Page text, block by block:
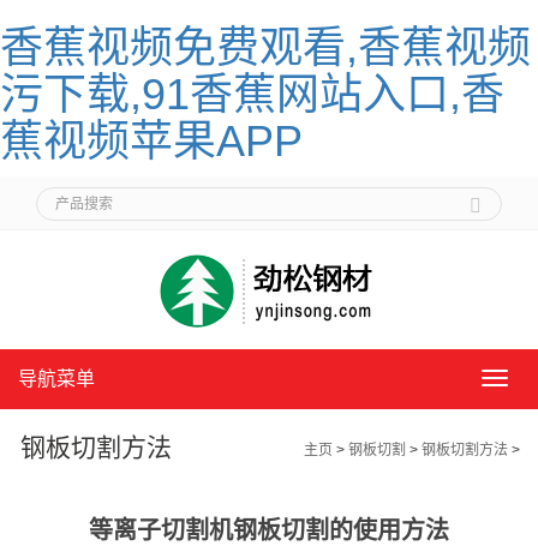
香蕉视频免费观看,香蕉视频
污下载,91香蕉网站入口,香
蕉视频苹果APP
导
单
导航菜单
钢板切割方法 主页 > 钢板切割 > 钢板切割方法 >
等离子切割机钢板切割的使用方法